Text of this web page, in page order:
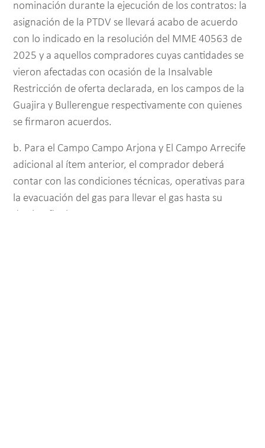
nominación durante la ejecución de los contratos: la
asignación de la PTDV se llevará acabo de acuerdo
con lo indicado en la resolución del MME 40563 de
2025 y a aquellos compradores cuyas cantidades se
vieron afectadas con ocasión de la Insalvable
Restricción de oferta declarada, en los campos de la
Guajira y Bullerengue respectivamente con quienes
se firmaron acuerdos.
b. Para el Campo Campo Arjona y El Campo Arrecife
adicional al ítem anterior, el comprador deberá
contar con las condiciones técnicas, operativas para
la evacuación del gas para llevar el gas hasta su